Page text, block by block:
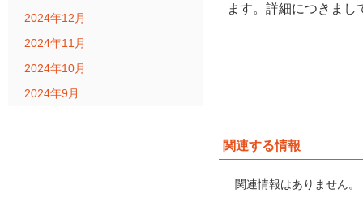
2024年12月
2024年11月
2024年10月
2024年9月
ます。詳細につきま
関連する情報
関連情報はありません。